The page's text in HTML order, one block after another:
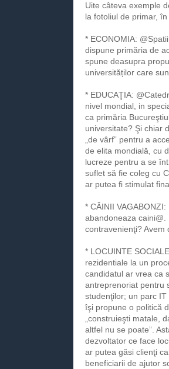
Uite câteva exemple
la fotoliul de primar,
* ECONOMIA:
dispune primăria de
spune deasupra
universităților care
* EDUCAŢIA:
nivel mondial, in
ca primăria
universitate? Şi chiar
„de vârf” pentru a
de elita mondială, cu
lucreze pentru a se
suflet să fie coleg cu
ar putea fi stimulat
* CÂINII
abandoneaza
contravenienţi? Avem
* LOCUINTE
rezidentiale la un
candidatul ar vrea ca
antreprenoriat pentru
studenţilor; un parc
îşi propune o politică
„construieşti matale,
altfel nu se poate”.
dezvoltator ce face
ar putea găsi clienţi
beneficiarii de ajutor